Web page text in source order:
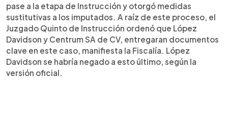
pase a la etapa de Instrucción y otorgó medidas
sustitutivas a los imputados. A raíz de este proceso, el
Juzgado Quinto de Instrucción ordenó que López
Davidson y Centrum SA de CV, entregaran documentos
clave en este caso, manifiesta la Fiscalía. López
Davidson se habría negado a esto último, según la
versión oficial.